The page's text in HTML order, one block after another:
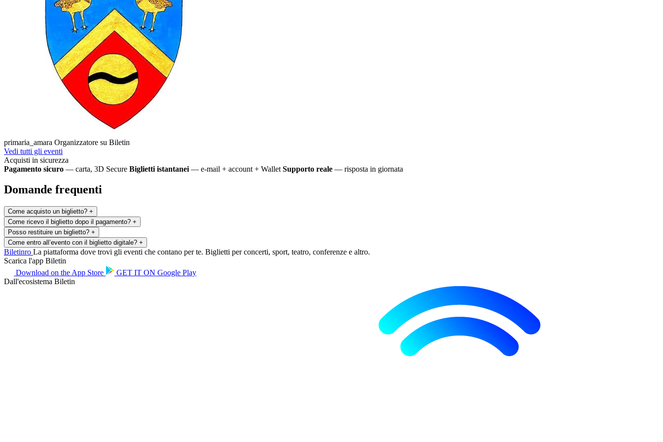
primaria_amara Organizzatore su Biletin
Vedi tutti gli eventi
Acquisti in sicurezza
Pagamento sicuro — carta, 3D Secure Biglietti istantanei — e-mail + account + Wallet Supporto reale — risposta in giornata
Domande frequenti
Come acquisto un biglietto? +
Come ricevo il biglietto dopo il pagamento? +
Posso restituire un biglietto? +
Come entro all’evento con il biglietto digitale? +
Biletinro La piattaforma dove trovi gli eventi che contano per te. Biglietti per concerti, sport, teatro, conferenze e altro.
Scarica l'app Biletin
Download on the App Store GET IT ON Google Play
Dall'ecosistema Biletin